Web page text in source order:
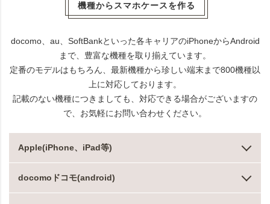
機種からスマホケースを作る
docomo、au、SoftBankといった各キャリアのiPhoneからAndroid
まで、豊富な機種を取り揃えています。
定番のモデルはもちろん、最新機種から珍しい端末まで800機種以
上に対応しております。
記載のない機種につきましても、対応できる場合がございますの
で、お気軽にお問い合わせください。
Apple(iPhone、iPad等)
docomoドコモ(android)